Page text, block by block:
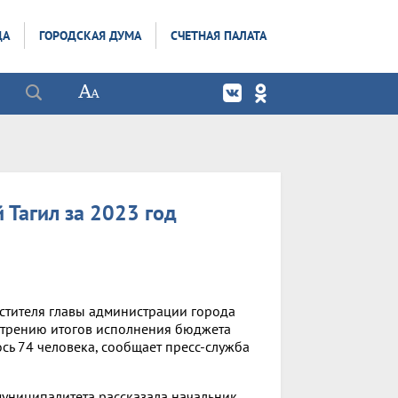
ГОРОДСКАЯ ДУМА СЧЕТНАЯ ПАЛАТА
за 2023 год
главы администрации города
итогов исполнения бюджета
74 человека, сообщает пресс-служба